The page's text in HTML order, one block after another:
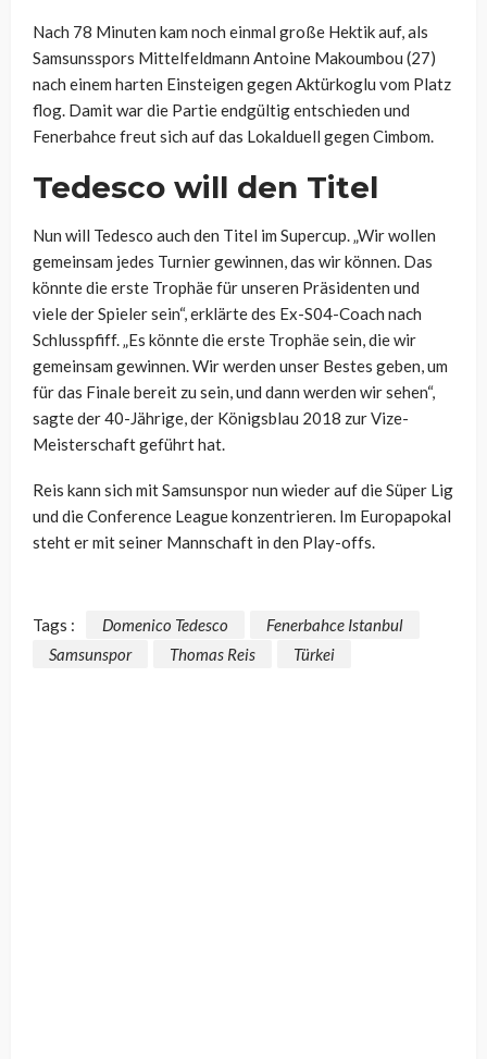
Nach 78 Minuten kam noch einmal große Hektik auf, als
Samsunsspors Mittelfeldmann Antoine Makoumbou (27)
nach einem harten Einsteigen gegen Aktürkoglu vom Platz
flog. Damit war die Partie endgültig entschieden und
Fenerbahce freut sich auf das Lokalduell gegen Cimbom.
Tedesco will den Titel
Nun will Tedesco auch den Titel im Supercup. „Wir wollen
gemeinsam jedes Turnier gewinnen, das wir können. Das
könnte die erste Trophäe für unseren Präsidenten und
viele der Spieler sein“, erklärte des Ex-S04-Coach nach
Schlusspfiff. „Es könnte die erste Trophäe sein, die wir
gemeinsam gewinnen. Wir werden unser Bestes geben, um
für das Finale bereit zu sein, und dann werden wir sehen“,
sagte der 40-Jährige, der Königsblau 2018 zur Vize-
Meisterschaft geführt hat.
Reis kann sich mit Samsunspor nun wieder auf die Süper Lig
und die Conference League konzentrieren. Im Europapokal
steht er mit seiner Mannschaft in den Play-offs.
Tags : Domenico Tedesco
Fenerbahce Istanbul
Samsunspor
Thomas Reis Türkei